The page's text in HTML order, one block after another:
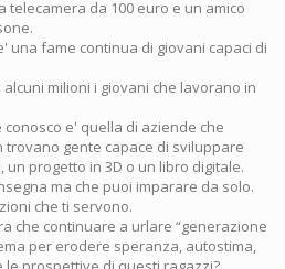
telecamera da 100 euro e un amico
una fame continua di giovani capaci di
milioni i giovani che lavorano in
e' quella di aziende che
gente capace di sviluppare
un progetto in 3D o un libro digitale.
ma che puoi imparare da solo.
che ti servono.
che continuare a urlare “generazione
per erodere speranza, autostima,